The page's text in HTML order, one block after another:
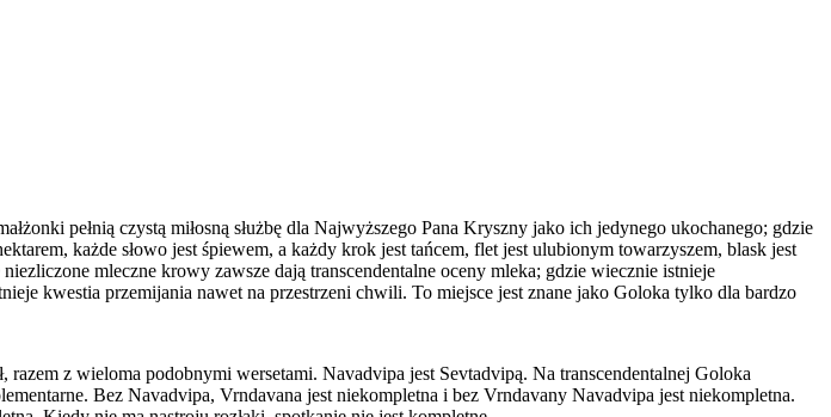
pełnią czystą miłosną służbę dla Najwyższego Pana Kryszny jako ich jedynego ukochanego; gdzie
każde słowo jest śpiewem, a każdy krok jest tańcem, flet jest ulubionym towarzyszem, blask jest
mleczne krowy zawsze dają transcendentalne oceny mleka; gdzie wiecznie istnieje
kwestia przemijania nawet na przestrzeni chwili. To miejsce jest znane jako Goloka tylko dla bardzo
z wieloma podobnymi wersetami. Navadvipa jest Sevtadvipą. Na transcendentalnej Goloka
Bez Navadvipa, Vrndavana jest niekompletna i bez Vrndavany Navadvipa jest niekompletna.